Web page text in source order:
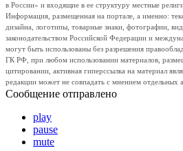
в России» и входящие в ее структуру местные
Информация, размещенная на портале, а именно:
дизайна, логотипы, товарные знаки, фотографии,
законодательством Российской Федерации и
могут быть использованы без разрешения
ГК РФ, при любом использовании материалов,
цитировании, активная гиперссылка на материал
редакции может не совпадать с мнением отдельных
Сообщение отправлено
play
pause
mute